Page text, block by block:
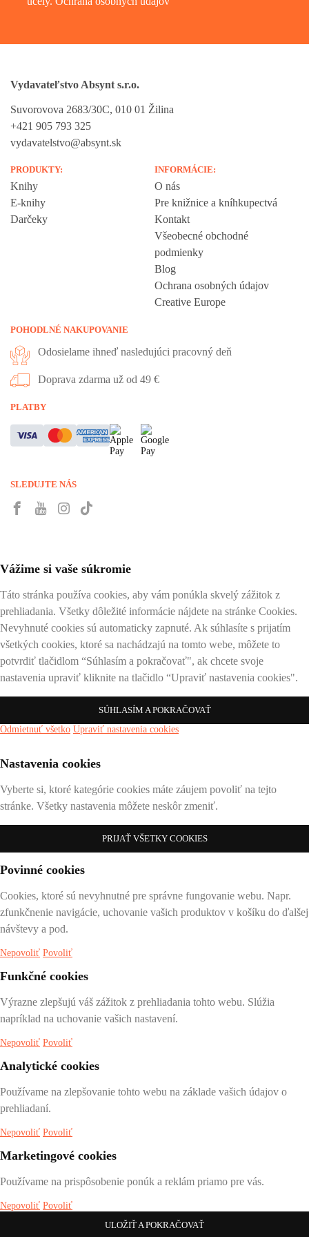
Vydavateľstvo Absynt s.r.o.
Suvorovova 2683/30C, 010 01 Žilina
+421 905 793 325
vydavatelstvo@absynt.sk
PRODUKTY:
Knihy
E-knihy
Darčeky
INFORMÁCIE:
O nás
Pre knižnice a kníhkupectvá
Kontakt
Všeobecné obchodné
podmienky
Blog
Ochrana osobných údajov
Creative Europe
POHODLNÉ NAKUPOVANIE
Odosielame ihneď nasledujúci pracovný deň
Doprava zdarma už od 49 €
PLATBY
SLEDUJTE NÁS
Vážime si vaše súkromie
Táto stránka používa cookies, aby vám ponúkla skvelý zážitok z
prehliadania. Všetky dôležité informácie nájdete na stránke Cookies.
Nevyhnuté cookies sú automaticky zapnuté. Ak súhlasíte s prijatím
všetkých cookies, ktoré sa nachádzajú na tomto webe, môžete to
potvrdiť tlačidlom “Súhlasím a pokračovať", ak chcete svoje
nastavenia upraviť kliknite na tlačidlo “Upraviť nastavenia cookies".
SÚHLASÍM A POKRAČOVAŤ
Odmietnuť všetko Upraviť nastavenia cookies
Nastavenia cookies
Vyberte si, ktoré kategórie cookies máte záujem povoliť na tejto
stránke. Všetky nastavenia môžete neskôr zmeniť.
PRIJAŤ VŠETKY COOKIES
Povinné cookies
Cookies, ktoré sú nevyhnutné pre správne fungovanie webu. Napr.
zfunkčnenie navigácie, uchovanie vašich produktov v košíku do ďalšej
návštevy a pod.
Nepovoliť Povoliť
Funkčné cookies
Výrazne zlepšujú váš zážitok z prehliadania tohto webu. Slúžia
napríklad na uchovanie vašich nastavení.
Nepovoliť Povoliť
Analytické cookies
Používame na zlepšovanie tohto webu na základe vašich údajov o
prehliadaní.
Nepovoliť Povoliť
Marketingové cookies
Používame na prispôsobenie ponúk a reklám priamo pre vás.
Nepovoliť Povoliť
ULOŽIŤ A POKRAČOVAŤ